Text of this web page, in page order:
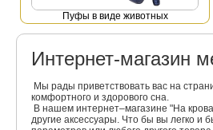
Пуфы в виде животных
Интернет-магазин
Мы рады приветствовать вас на
комфортного и здорового сна.
В нашем интернет–магазине "На
другие аксессуары. Что бы вы легко и